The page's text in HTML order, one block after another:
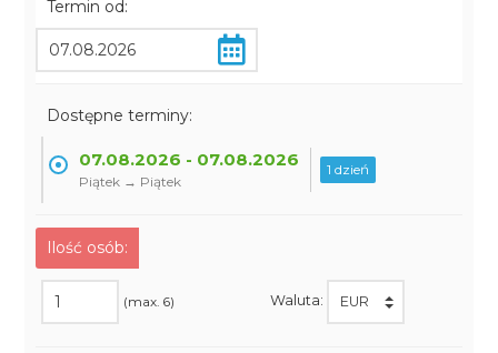
Termin od:
Dostępne terminy:
07.08.2026 - 07.08.2026
Piątek → Piątek
1 dzień
Ilość osób:
(max. 6) Waluta: